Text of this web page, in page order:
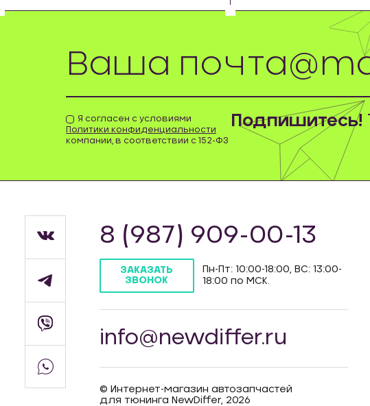
Я согласен с условиями
Политики конфиденциальности
компании, в соответствии с 152-ФЗ
Подпишитесь!
8 (987) 909-00-13
ЗАКАЗАТЬ
ЗВОНОК
Пн-Пт: 10:00-18:00, ВС: 13:00-
18:00 по МСК.
info@newdiffer.ru
© Интернет-магазин автозапчастей
для тюнинга NewDiffer, 2026